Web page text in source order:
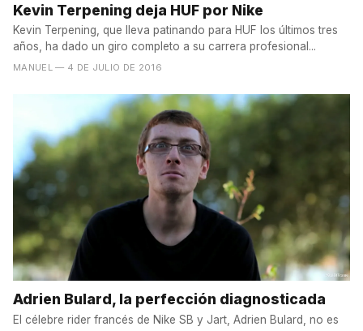
Kevin Terpening deja HUF por Nike
Kevin Terpening, que lleva patinando para HUF los últimos tres
años, ha dado un giro completo a su carrera profesional...
MANUEL — 4 DE JULIO DE 2016
Adrien Bulard, la perfección diagnosticada
El célebre rider francés de Nike SB y Jart, Adrien Bulard, no es